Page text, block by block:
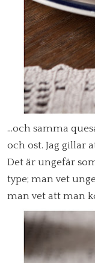
…och samma
och ost. Jag gillar
Det är ungefär
type; man vet
man vet att man